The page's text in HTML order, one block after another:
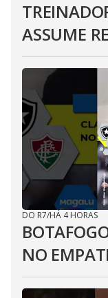
ASSUME
DO R7/HÁ 4 HORAS
NO